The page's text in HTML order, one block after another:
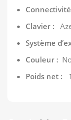
Clavier :
Système
Couleur :
Poids net :